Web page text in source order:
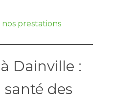
prestations
Dainville :
santé des